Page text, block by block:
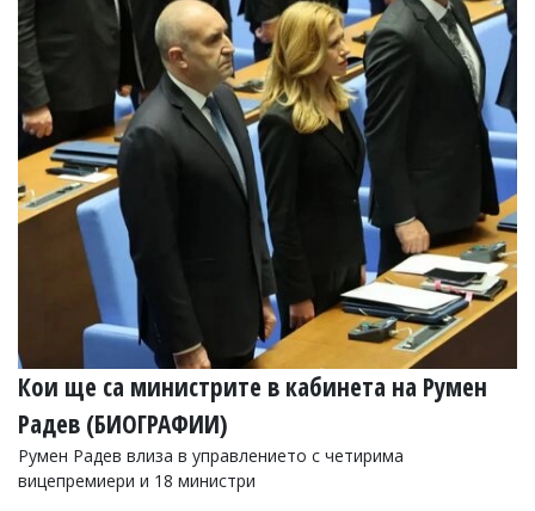
Кои ще са министрите в кабинета на Румен
Радев (БИОГРАФИИ)
Румен Радев влиза в управлението с четирима
вицепремиери и 18 министри